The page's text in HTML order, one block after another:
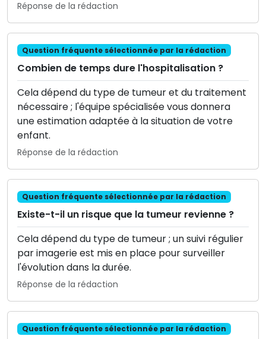
Réponse de la rédaction
Question fréquente sélectionnée par la rédaction
Combien de temps dure l'hospitalisation ?
Cela dépend du type de tumeur et du traitement
nécessaire ; l'équipe spécialisée vous donnera
une estimation adaptée à la situation de votre
enfant.
Réponse de la rédaction
Question fréquente sélectionnée par la rédaction
Existe-t-il un risque que la tumeur revienne ?
Cela dépend du type de tumeur ; un suivi régulier
par imagerie est mis en place pour surveiller
l'évolution dans la durée.
Réponse de la rédaction
Question fréquente sélectionnée par la rédaction